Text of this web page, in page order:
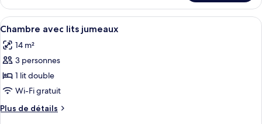
double
Chambre
Standard
double
Afficher
toutes
les
photos
pour
ce
type
de
Une chambre d’hôtel moderne
11
Chambre avec lits jumeaux
14 m²
3 personnes
1 lit double
Wi-Fi gratuit
Plus de détails
Plus